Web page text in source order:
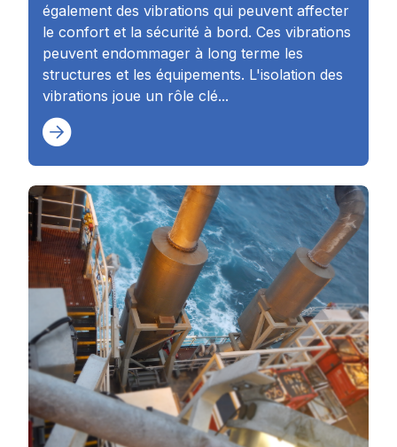
également des vibrations qui peuvent affecter
le confort et la sécurité à bord. Ces vibrations
peuvent endommager à long terme les
structures et les équipements. L'isolation des
vibrations joue un rôle clé...